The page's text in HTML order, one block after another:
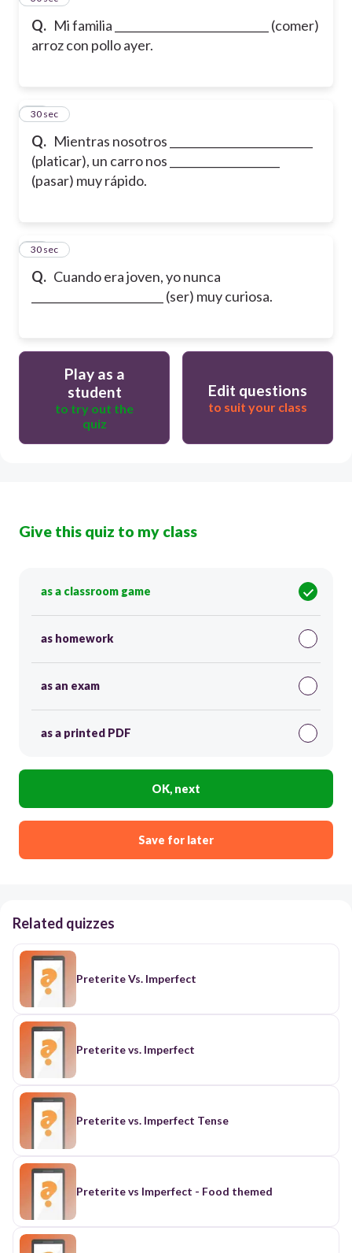
Q. Mi familia ____________________________ (comer)
arroz con pollo ayer.
Q. Mientras nosotros __________________________
(platicar), un carro nos ____________________
(pasar) muy rápido.
16
30 sec
Q. Cuando era joven, yo nunca
________________________ (ser) muy curiosa.
17
30 sec
Play as a
student
to try out the
quiz
Edit questions
to suit your class
Give this quiz to my class
as a classroom game
as homework
as an exam
as a printed PDF
OK, next
Save for later
Related quizzes
Preterite Vs. Imperfect
Preterite vs. Imperfect
Preterite vs. Imperfect Tense
Preterite vs Imperfect - Food themed